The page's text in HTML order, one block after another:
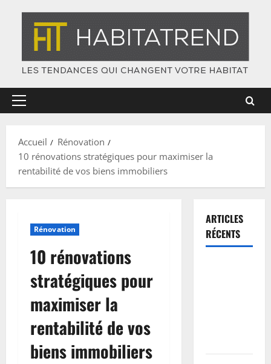
content
Primary
Accueil
Rénovation
10 rénovations stratégiques pour maximiser la
rentabilité de vos biens immobiliers
Rénovation
10 rénovations
stratégiques pour
maximiser la
rentabilité de vos
biens immobiliers
ARTICLES
RÉCENTS